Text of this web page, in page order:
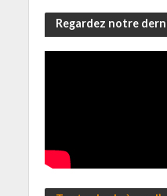
Regardez notre